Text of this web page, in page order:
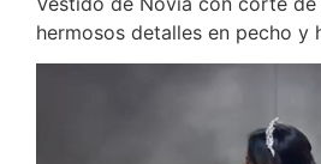
hermosos detalles en pecho y